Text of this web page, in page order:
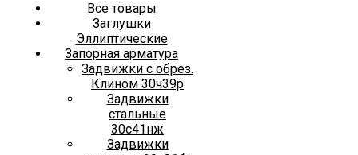
Все товары
Заглушки
Эллиптические
Запорная арматура
Задвижки с обрез.
Клином 30ч39р
Задвижки
стальные
30с41нж
Задвижки